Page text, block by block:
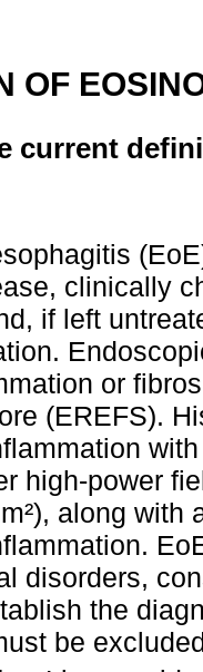
OF
current
clinically
if left
or
(EREFS).
high-power
along with
disorders,
the
be